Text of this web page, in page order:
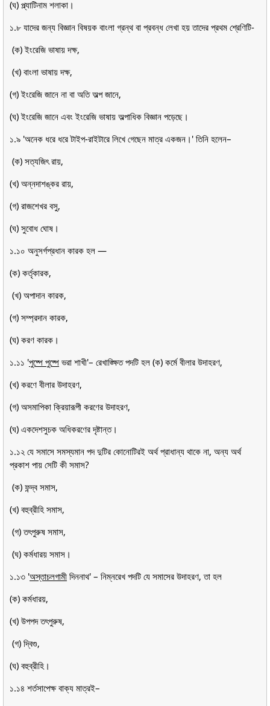
(ঘ) প্ল্যাটিনাম শলাকা।
১.৮ যাদের জন্য বিজ্ঞান বিষয়ক বাংলা গ্রন্থ বা প্রবন্ধ লেখা হয় তাদের প্রথম শ্রেণিটি-
(ক) ইংরেজি ভাষায় দক্ষ,
(খ) বাংলা ভাষায় দক্ষ,
(গ) ইংরেজি জানে না বা অতি অল্প জানে,
(ঘ) ইংরেজি জানে এবং ইংরেজি ভাষায় অল্পাধিক বিজ্ঞান পড়েছে।
১.৯ 'অনেক ধরে ধরে টাইপ-রাইটারে লিখে গেছেন মাত্র একজন।' তিনি হলেন–
(ক) সত্যজিৎ রায়,
(খ) অন্নদাশঙ্কর রায়,
(গ) রাজশেখর বসু,
(ঘ) সুবোধ ঘোষ।
১.১০ অনুসর্গপ্রধান কারক হল —
(ক) কর্তৃকারক,
(খ) অপাদান কারক,
(গ) সম্প্রদান কারক,
(ঘ) করণ কারক।
১.১১ 'পুষ্পে পুষ্পে ভরা শাখী'– রেখাঙ্ক্ষিত পদটি হল (ক) কর্মে বীলার উদাহরণ,
(খ) করণে বীলার উদাহরণ,
(গ) অসমাপিকা ক্রিয়ারূপী করণের উদাহরণ,
(ঘ) একদেশসুচক অধিকরণের দৃষ্টান্ত।
১.১২ যে সমাসে সমস্যমান পদ দুটির কোনোটিরই অর্থ প্রাধান্য থাকে না, অন্য অর্থ
প্রকাশ পায় সেটি কী সমাস?
(ক) ফন্দ্ব সমাস,
(খ) বহুব্রীহি সমাস,
(গ) তৎপুরুষ সমাস,
(ঘ) কর্মধারয় সমাস।
১.১৩ 'অস্তাচলগামী দিননাথ' – নিম্নরেখ পদটি যে সমাসের উদাহরণ, তা হল
(ক) কর্মধারয়,
(খ) উপপদ তৎপুরুষ,
(গ) দ্বিগু,
(ঘ) বহুব্রীহি।
১.১৪ শর্তসাপেক্ষ বাক্য মাত্রই–